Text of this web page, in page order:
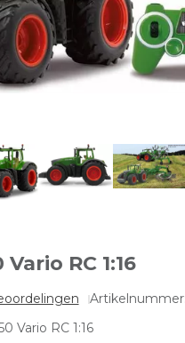
RC 1:16
Vario RC 1:16